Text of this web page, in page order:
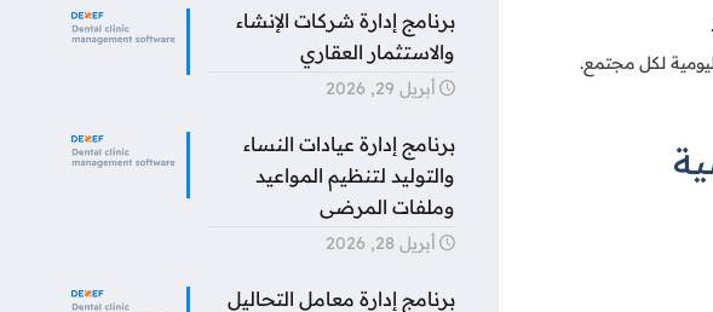
لكل مجتمع.
برنامج إدارة شركات الإنشاء
والاستثمار العقاري
أبريل 29, 2026
برنامج إدارة عيادات النساء
والتوليد لتنظيم المواعيد
وملفات المرضى
أبريل 28, 2026
برنامج إدارة معامل التحاليل